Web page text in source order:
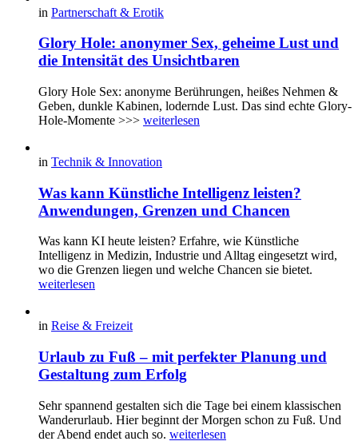
in Partnerschaft & Erotik
Glory Hole: anonymer Sex, geheime Lust und
die Intensität des Unsichtbaren
Glory Hole Sex: anonyme Berührungen, heißes Nehmen &
Geben, dunkle Kabinen, lodernde Lust. Das sind echte Glory-
Hole-Momente >>> weiterlesen
in Technik & Innovation
Was kann Künstliche Intelligenz leisten?
Anwendungen, Grenzen und Chancen
Was kann KI heute leisten? Erfahre, wie Künstliche
Intelligenz in Medizin, Industrie und Alltag eingesetzt wird,
wo die Grenzen liegen und welche Chancen sie bietet.
weiterlesen
in Reise & Freizeit
Urlaub zu Fuß – mit perfekter Planung und
Gestaltung zum Erfolg
Sehr spannend gestalten sich die Tage bei einem klassischen
Wanderurlaub. Hier beginnt der Morgen schon zu Fuß. Und
der Abend endet auch so. weiterlesen